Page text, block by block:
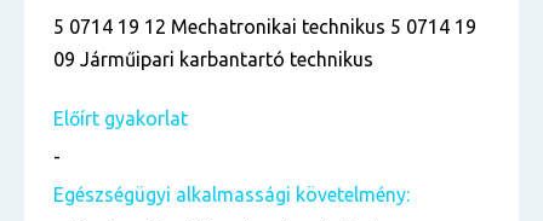
5 0714 19 12 Mechatronikai technikus 5 0714 19
09 Járműipari karbantartó technikus
Előírt gyakorlat
-
Egészségügyi alkalmassági követelmény: